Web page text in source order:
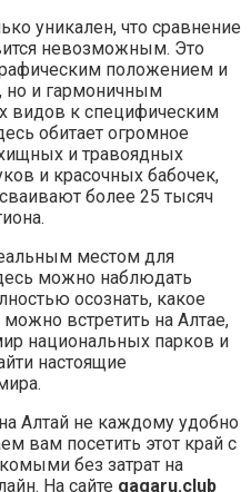
уникален, что сравнение
невозможным. Это
положением и
но и гармоничным
видов к специфическим
обитает огромное
и травоядных
и красочных бабочек,
более 25 тысяч
местом для
можно наблюдать
осознать, какое
встретить на Алтае,
национальных парков и
настоящие
Алтай не каждому удобно
вам посетить этот край с
без затрат на
На сайте gagaru.club